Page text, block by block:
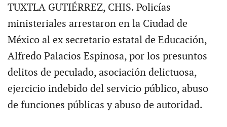
TUXTLA GUTIÉRREZ, CHIS. Policías
ministeriales arrestaron en la Ciudad de
México al ex secretario estatal de Educación,
Alfredo Palacios Espinosa, por los presuntos
delitos de peculado, asociación delictuosa,
ejercicio indebido del servicio público, abuso
de funciones públicas y abuso de autoridad.